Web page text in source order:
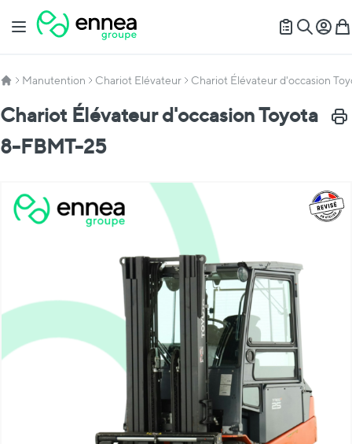
Allez au contenu
Basculer la navigation
Mon
Manutention Chariot Elévateur Chariot Élévateur d'occasion
Chariot Élévateur d'occasion Toyota
8-FBMT-25